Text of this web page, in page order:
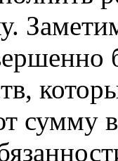
сумму